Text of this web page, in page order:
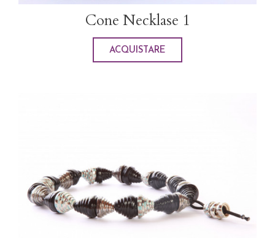
Cone Necklase 1
ACQUISTARE